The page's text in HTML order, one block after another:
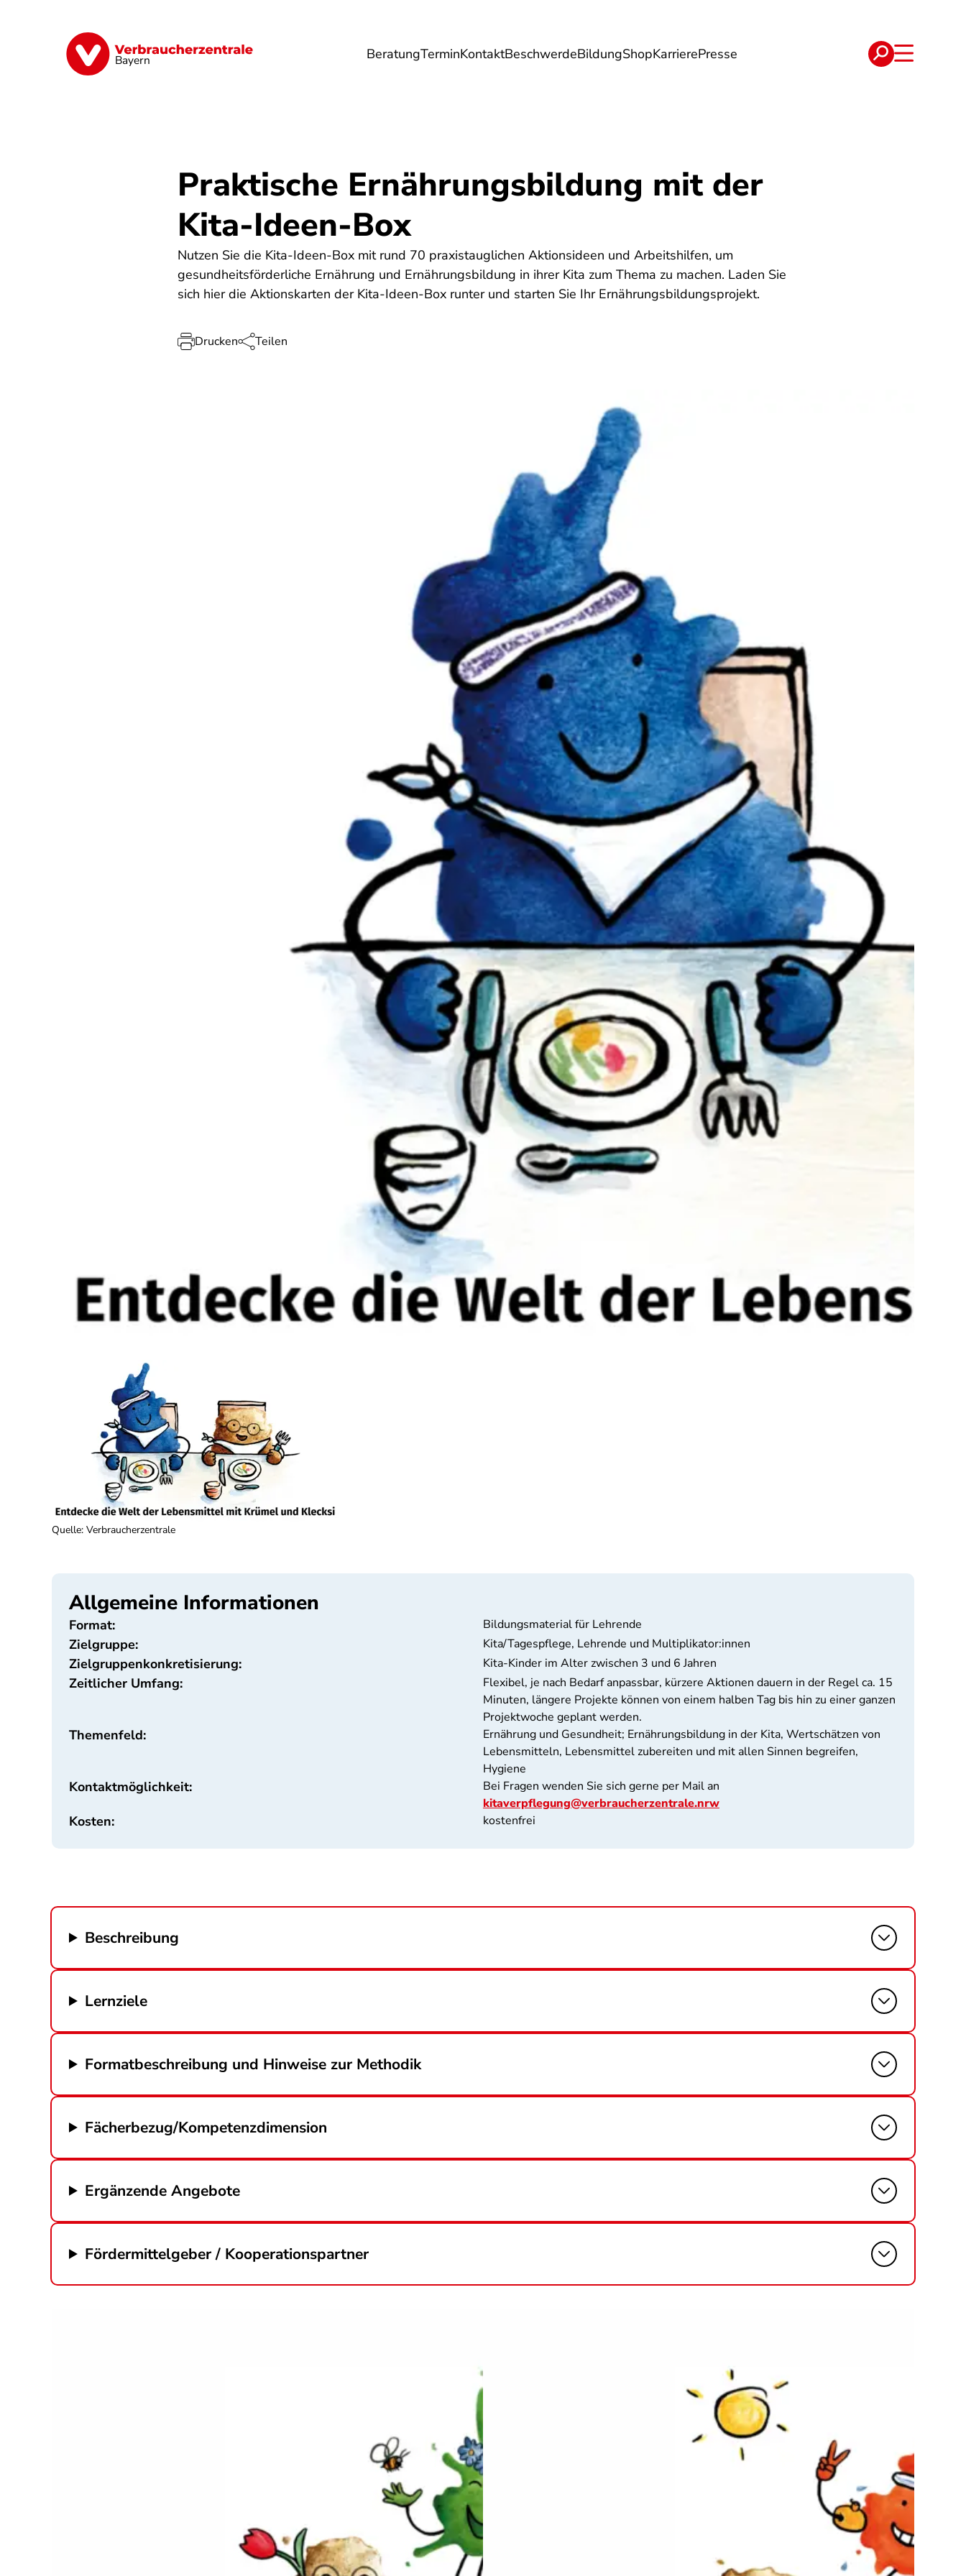
Bayern BeratungTerminKontaktBeschwerdeBildungShopKarrierePresse
Finanzen Digitales Lebensmittel Umwelt Gesundheit Energie Reise Verträge
Praktische Ernährungsbildung mit der
Kita-Ideen-Box
Nutzen Sie die Kita-Ideen-Box mit rund 70 praxistauglichen Aktionsideen und Arbeitshilfen, um
gesundheitsförderliche Ernährung und Ernährungsbildung in ihrer Kita zum Thema zu machen. Laden Sie
sich hier die Aktionskarten der Kita-Ideen-Box runter und starten Sie Ihr Ernährungsbildungsprojekt.
Drucken Teilen
Quelle: Verbraucherzentrale
Allgemeine Informationen
Format: Bildungsmaterial für Lehrende
Zielgruppe: Kita/Tagespflege, Lehrende und Multiplikator:innen
Zielgruppenkonkretisierung: Kita-Kinder im Alter zwischen 3 und 6 Jahren
Zeitlicher Umfang:
Flexibel, je nach Bedarf anpassbar, kürzere Aktionen dauern in der Regel ca. 15
Minuten, längere Projekte können von einem halben Tag bis hin zu einer ganzen
Projektwoche geplant werden.
Themenfeld:
Ernährung und Gesundheit; Ernährungsbildung in der Kita, Wertschätzen von
Lebensmitteln, Lebensmittel zubereiten und mit allen Sinnen begreifen,
Hygiene
Kontaktmöglichkeit:
Bei Fragen wenden Sie sich gerne per Mail an
kitaverpflegung@verbraucherzentrale.nrw
Kosten: kostenfrei
Beschreibung
Lernziele
Formatbeschreibung und Hinweise zur Methodik
Fächerbezug/Kompetenzdimension
Ergänzende Angebote
Fördermittelgeber / Kooperationspartner